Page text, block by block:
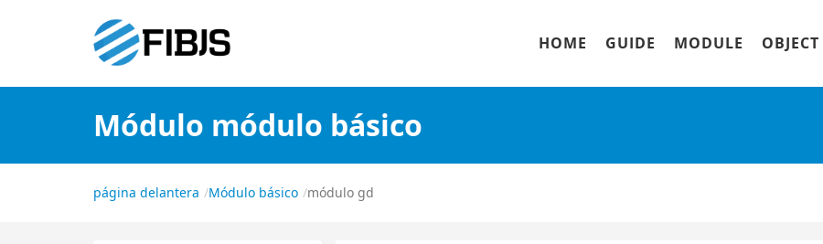
HOME GUIDE MODULE OBJECT
Módulo módulo básico
página delantera Módulo básico módulo gd